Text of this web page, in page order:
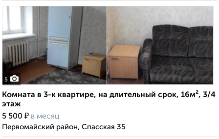
5
Комната в 3-к квартире, на длительный срок, 16м², 3/4
этаж
5 500 ₽ в месяц
Первомайский район, Спасская 35